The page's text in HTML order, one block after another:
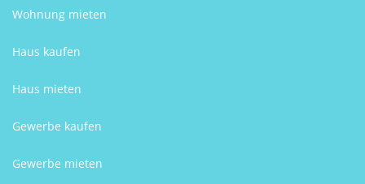
Wohnung mieten
Haus kaufen
Haus mieten
Gewerbe kaufen
Gewerbe mieten